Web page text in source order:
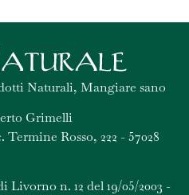
Naturali, Mangiare sano
Grimelli
Rosso, 222 - 57028
n. 12 del 19/05/2003 -